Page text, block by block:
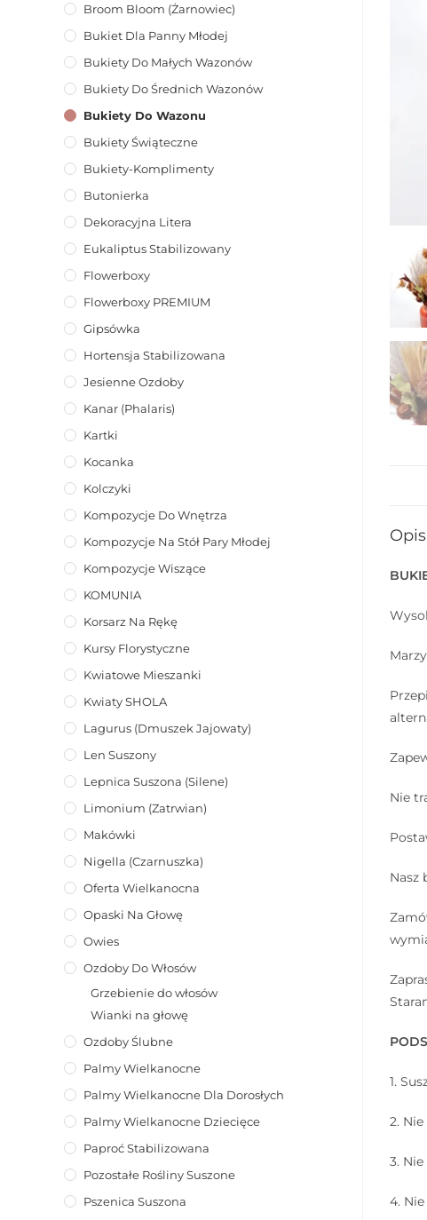
Opis
Nie
Nasz
1.
2.
3.
4.
Broom Bloom (żarnowiec)
Bukiet Dla Panny Młodej
Bukiety Do Małych Wazonów
Bukiety Do Średnich Wazonów
Bukiety Do Wazonu
Bukiety Świąteczne
Bukiety-Komplimenty
Butonierka
Dekoracyjna Litera
Eukaliptus Stabilizowany
Flowerboxy
Flowerboxy PREMIUM
Gipsówka
Hortensja Stabilizowana
Jesienne Ozdoby
Kanar (phalaris)
Kartki
Kocanka
Kolczyki
Kompozycje Do Wnętrza
Kompozycje Na Stół Pary Młodej
Kompozycje Wiszące
KOMUNIA
Korsarz Na Rękę
Kursy Florystyczne
Kwiatowe Mieszanki
Kwiaty SHOLA
Lagurus (dmuszek Jajowaty)
Len Suszony
Lepnica Suszona (Silene)
Limonium (zatrwian)
Makówki
Nigella (Czarnuszka)
Oferta Wielkanocna
Opaski Na Głowę
Owies
Ozdoby Do Włosów
Grzebienie do włosów
Wianki na głowę
Ozdoby Ślubne
Palmy Wielkanocne
Palmy Wielkanocne Dla Dorosłych
Palmy Wielkanocne Dziecięce
Paproć Stabilizowana
Pozostałe Rośliny Suszone
Pszenica Suszona